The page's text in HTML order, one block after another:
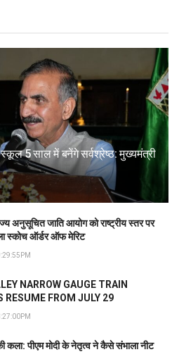
5 साल में बनेंगे सर्वश्रेष्ठ: मुख्यमंत्री
अनुसूचित जाति आयोग को राष्ट्रीय स्तर पर
स्कोच ऑर्डर ऑफ मेरिट
NARROW GAUGE TRAIN
RESUME FROM JULY 29
कला: पीएम मोदी के नेतृत्व ने कैसे संभाला नीट